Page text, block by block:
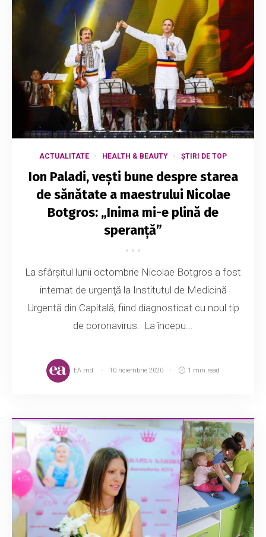
ACTUALITATE HEALTH & BEAUTY ȘTIRI DE TOP
Ion Paladi, vești bune despre starea
de sănătate a maestrului Nicolae
Botgros: „Inima mi-e plină de
speranță”
La sfârșitul lunii octombrie Nicolae Botgros a fost
internat de urgenţă la Institutul de Medicină
Urgentă din Capitală, fiind diagnosticat cu noul tip
de coronavirus. La începu...
EA.md 10 noiembrie 2020 1 min read